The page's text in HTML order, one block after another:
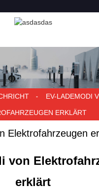
EV-LADEMODI
ERKLÄRT
Elektrofahrzeugen
von
erklärt